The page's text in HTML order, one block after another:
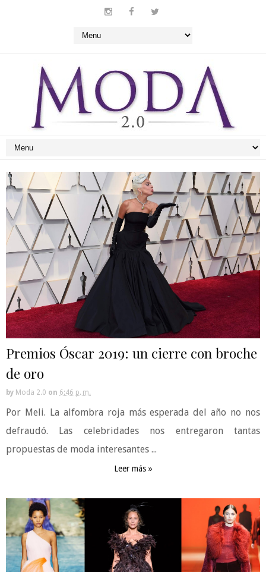
Premios Óscar 2019: un cierre con broche
de oro
by Moda 2.0 on 6:46 p. m.
Por Meli. La alfombra roja más esperada del año no nos
defraudó. Las celebridades nos entregaron tantas
propuestas de moda interesantes ...
Leer más »